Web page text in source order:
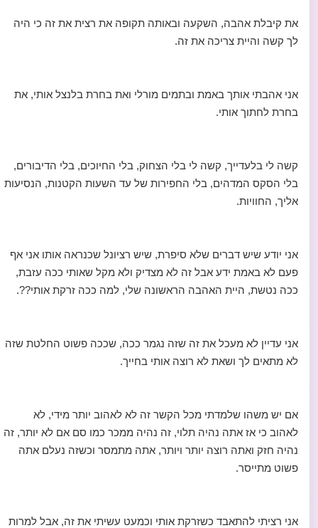
את קיבלת אהבה, השקעה ובאותה תקופה את רצית את זה כי היה
לך קשה והיית צריכה את זה.
אני אהבתי אותך באמת ובתמים מורלי ואת בחרת בלנצל אותי, את
בחרת לחתוך אותי.
קשה לי בלעדייך, קשה לי בלי הצחוק, בלי החיוכים, בלי הדיבורים,
בלי הסקס המדהים, בלי החפירות של עד השעות הקטנות, הנסיעות
אליך, החוויות.
אני יודע שיש דברים שלא סיפרת, שיש רציונל שכנראה אותו אני אף
פעם לא באמת ידע אבל זה לא מצדיק ולא מקל שאותי ככה עזבת,
ככה נטשת, היית האהבה הראשונה שלי, למה ככה זרקת אותי??.
אני עדיין לא מעכל את זה שזה נגמר ככה, שככה פשוט החלטת שזה
לא מתאים לך ושאת לא רוצה אותי בחייך.
אם יש משהו שלמדתי מכל הקשר זה לא לאהוב יותר מידי, לא
לאהוב כי אז אתה נהיה תלוי, זה נהיה ממכר כמו סם אם לא יותר, זה
נהיה חזק ואתה רוצה יותר ויותר, אתה מתמסר וכשזה נעלם אתה
פשוט מתייסר.
אני רציתי להתאבד כשזרקת אותי וכמעט עשיתי את זה, אבל למרות